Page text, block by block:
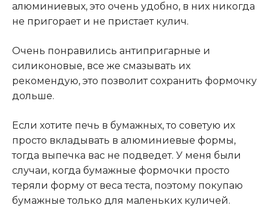
алюминиевых, это очень удобно, в них никогда
не пригорает и не пристает кулич.
Очень понравились антипригарные и
силиконовые, все же смазывать их
рекомендую, это позволит сохранить формочку
дольше.
Если хотите печь в бумажных, то советую их
просто вкладывать в алюминиевые формы,
тогда выпечка вас не подведет. У меня были
случаи, когда бумажные формочки просто
теряли форму от веса теста, поэтому покупаю
бумажные только для маленьких куличей.